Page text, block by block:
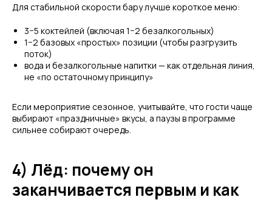
Для стабильной скорости бару лучше короткое меню:
3−5 коктейлей (включая 1−2 безалкогольных)
1−2 базовых «простых» позиции (чтобы разгрузить
поток)
вода и безалкогольные напитки — как отдельная линия,
не «по остаточному принципу»
Если мероприятие сезонное, учитывайте, что гости чаще
выбирают «праздничные» вкусы, а паузы в программе
сильнее собирают очередь.
4) Лёд: почему он
заканчивается первым и как